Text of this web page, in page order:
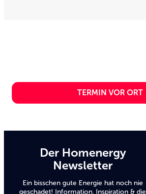
TERMIN VOR ORT
Der Homenergy
Newsletter
Ein bisschen gute Energie hat noch nie
geschadet! Information, Inspiration & die